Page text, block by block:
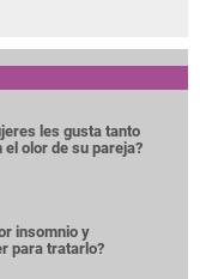
les gusta tanto
olor de su pareja?
insomnio y
para tratarlo?